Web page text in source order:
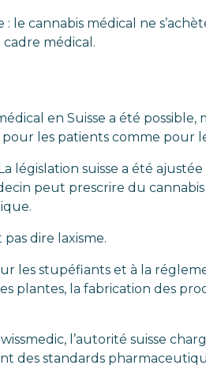
le cannabis médical ne
cadre médical.
en Suisse a été
les patients comme pour
législation suisse a été
peut prescrire du
dire laxisme.
les stupéfiants et à la
plantes, la fabrication des
l’autorité suisse
des standards